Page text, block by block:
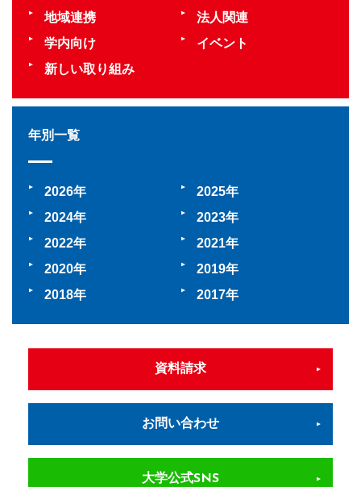
地域連携
法人関連
学内向け
イベント
新しい取り組み
年別一覧
2026
2025
2024
2023
2022
2021
2020
2019
2018
2017
資料請求
お問い合わせ
大学公式SNS